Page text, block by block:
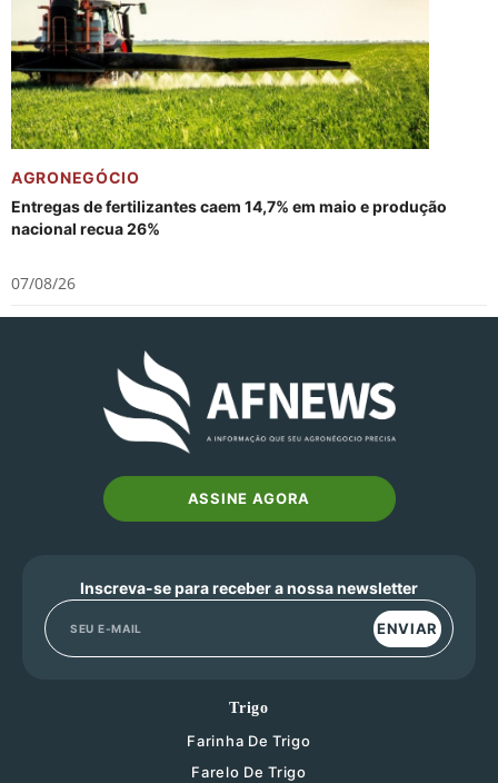
AGRONEGÓCIO
Entregas de fertilizantes caem 14,7% em maio e produção
nacional recua 26%
07/08/26
ASSINE AGORA
Inscreva-se para receber a nossa newsletter
ENVIAR
Trigo
Farinha De Trigo
Farelo De Trigo